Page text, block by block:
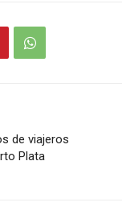
de viajeros
Plata